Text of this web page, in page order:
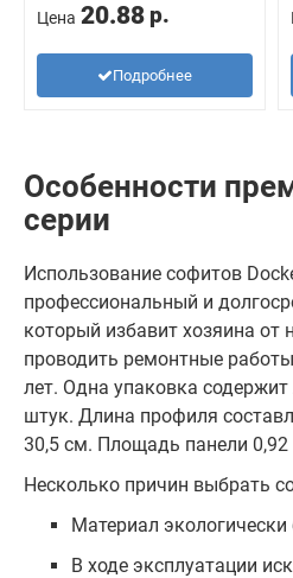
Цена 20.88 р.
Подробнее
Особенности
серии
Использование софитов
профессиональный и
который избавит хозяина от
проводить ремонтные
лет. Одна упаковка
штук. Длина профиля
30,5 см. Площадь панели 0,92
Несколько причин выбрать
Материал
В ходе эксплуатации